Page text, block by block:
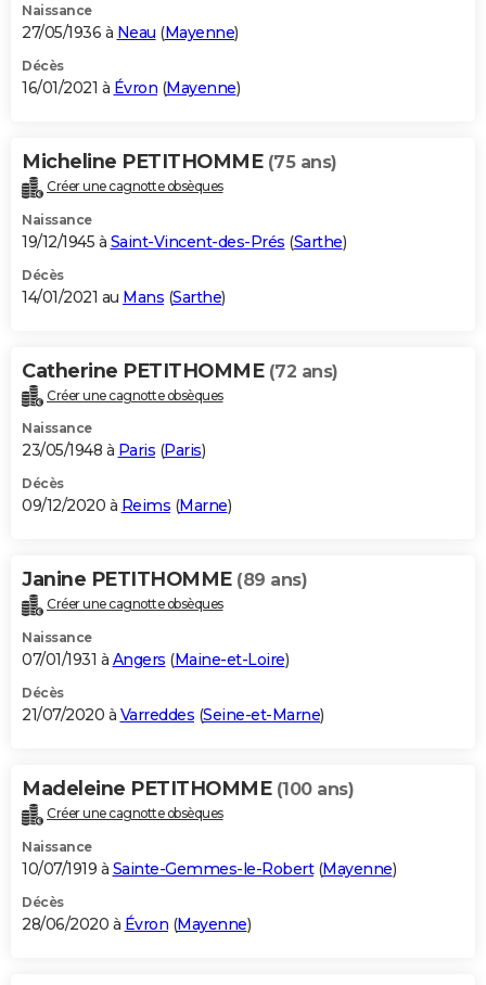
Naissance
27/05/1936 à Neau (Mayenne)
Décès
16/01/2021 à Évron (Mayenne)
Micheline PETITHOMME (75 ans)
Créer une cagnotte obsèques
Naissance
19/12/1945 à Saint-Vincent-des-Prés (Sarthe)
Décès
14/01/2021 au Mans (Sarthe)
Catherine PETITHOMME (72 ans)
Créer une cagnotte obsèques
Naissance
23/05/1948 à Paris (Paris)
Décès
09/12/2020 à Reims (Marne)
Janine PETITHOMME (89 ans)
Créer une cagnotte obsèques
Naissance
07/01/1931 à Angers (Maine-et-Loire)
Décès
21/07/2020 à Varreddes (Seine-et-Marne)
Madeleine PETITHOMME (100 ans)
Créer une cagnotte obsèques
Naissance
10/07/1919 à Sainte-Gemmes-le-Robert(Mayenne)
Décès
28/06/2020 à Évron (Mayenne)